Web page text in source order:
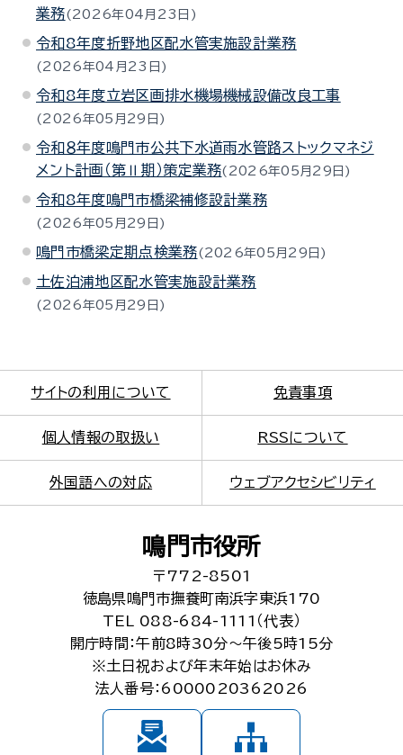
業務
2026年04月23日
令和8年度折野地区配水管実施設計業務
2026年04月23日
令和8年度立岩区画排水機場機械設備改良工事
2026年05月29日
令和８年度鳴門市公共下水道雨水管路ストックマネジ
メント計画（第Ⅱ期）策定業務
2026年05月29日
令和8年度鳴門市橋梁補修設計業務
2026年05月29日
鳴門市橋梁定期点検業務 2026年05月29日
土佐泊浦地区配水管実施設計業務
2026年05月29日
サイトの利用について 免責事項
個人情報の取扱い RSSについて
外国語への対応 ウェブアクセシビリティ
鳴門市役所
〒772-8501
徳島県鳴門市撫養町南浜字東浜170
TEL 088-684-1111（代表）
開庁時間：午前8時30分～午後5時15分
※土日祝および年末年始はお休み
法人番号：6000020362026